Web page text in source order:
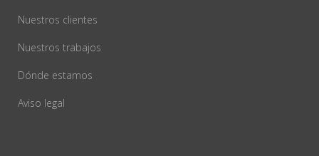
Nuestros clientes
Nuestros trabajos
Dónde estamos
Aviso legal